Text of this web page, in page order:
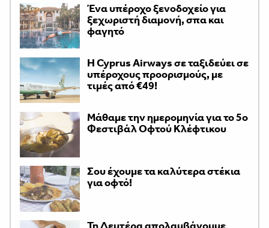
Ένα υπέροχο ξενοδοχείο για
ξεχωριστή διαμονή, σπα και
φαγητό
H Cyprus Airways σε ταξιδεύει σε
υπέροχους προορισμούς, με
τιμές από €49!
Μάθαμε την ημερομηνία για το 5ο
Φεστιβάλ Οφτού Κλέφτικου
Σου έχουμε τα καλύτερα στέκια
για οφτό!